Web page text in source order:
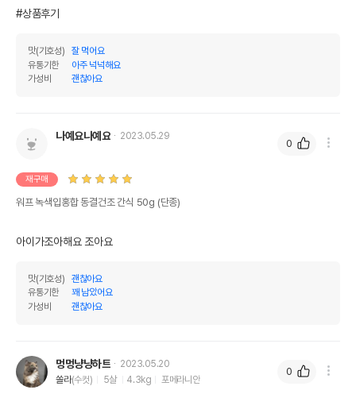
#상품후기
맛(기호성)
잘 먹어요
유통기한
아주 넉넉해요
가성비
괜찮아요
나예요나예요 2023.05.29
재구매
워프 녹색입홍합 동결건조 간식 50g (단종)
아이가조아해요 조아요
맛(기호성)
괜찮아요
유통기한
꽤 남았어요
가성비
괜찮아요
0
멍멍냥냥하트
2023.05.20
쏠라(수컷) 5살 4.3kg 포메라니안
0